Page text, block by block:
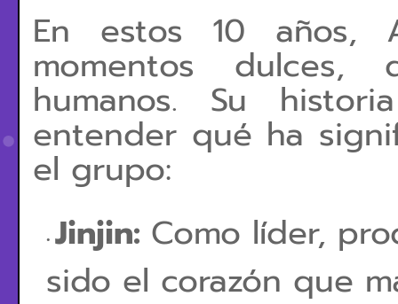
En estos 10 años,
momentos dulces,
humanos. Su
entender qué ha
el grupo:
Jinjin: Como líder,
sido el corazón que